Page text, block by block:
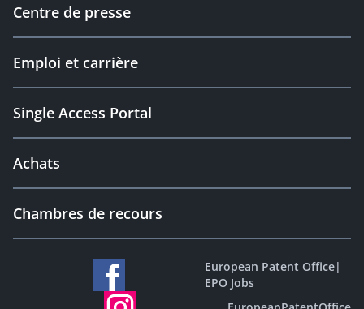
Centre de presse
Emploi et carrière
Single Access Portal
Achats
Chambres de recours
European Patent Office|
EPO Jobs